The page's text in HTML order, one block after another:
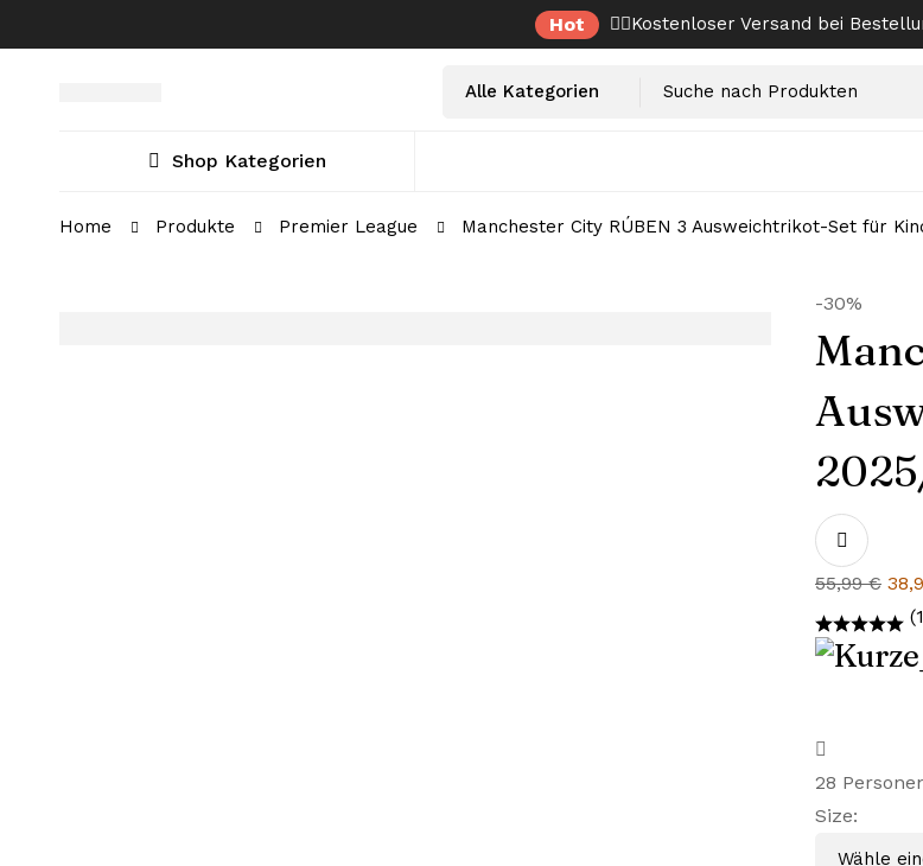
Hot ✌🏼Kostenloser Versand bei
Select
Suche
Shop Kategorien
Home Produkte Premier League Manchester City RÚBEN 3 Ausweichtrikot-Set für
-30%
55,99€
Preis
war:
28
Size: